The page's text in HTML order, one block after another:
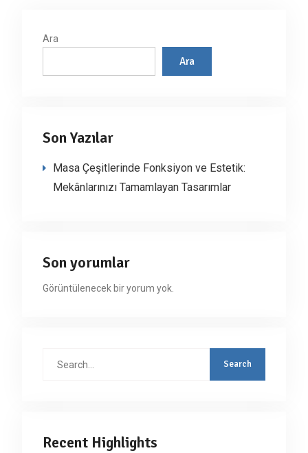
Ara
Ara
Son Yazılar
Masa Çeşitlerinde Fonksiyon ve Estetik:
Mekânlarınızı Tamamlayan Tasarımlar
Son yorumlar
Görüntülenecek bir yorum yok.
Recent Highlights